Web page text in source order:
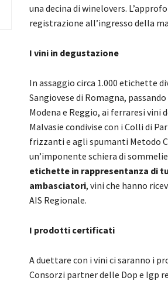
una decina di winelovers.
registrazione all’ingresso della
I vini in degustazione
In assaggio circa 1.000 etichette
Sangiovese di Romagna,
Modena e Reggio, ai ferraresi
Malvasie condivise con i Colli di
frizzanti e agli spumanti Metodo
un’imponente schiera di
etichette in rappresentanza di
ambasciatori, vini che hanno
AIS Regionale.
I prodotti certificati
A duettare con i vini ci saranno i
Consorzi partner delle Dop e Igp